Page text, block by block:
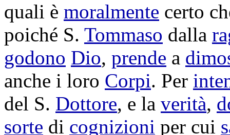
quali è moralmente certo
poiché S. Tommaso dalla
godono Dio, prende a
anche i loro Corpi. Per
del S. Dottore, e la verità,
sorte di cognizioni per cui